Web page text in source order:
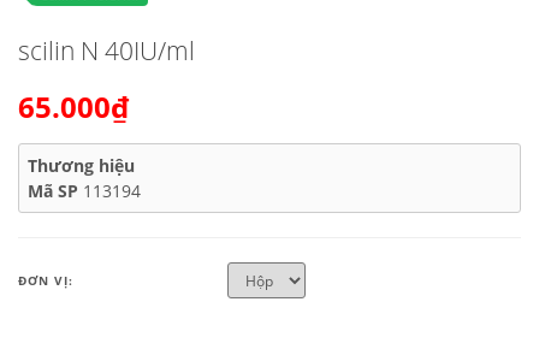
scilin N 40IU/ml
65.000₫
Thương hiệu
Mã SP 113194
ĐƠN VỊ: